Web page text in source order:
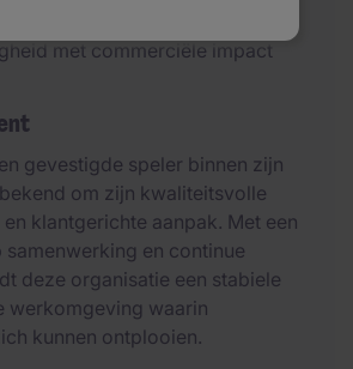
met commerciële impact
gevestigde speler binnen zijn
om zijn kwaliteitsvolle
klantgerichte aanpak. Met een
en continue
deze organisatie een stabiele
werkomgeving waarin
kunnen ontplooien.